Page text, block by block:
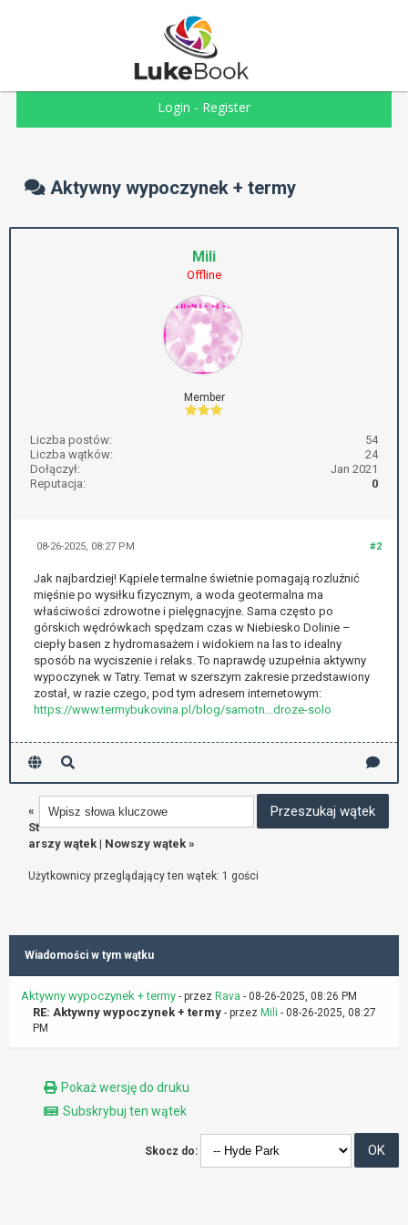
Login - Register
Aktywny wypoczynek + termy
Mili
Offline
Member
Liczba postów:
54
Liczba wątków:
24
Dołączył:
Jan 2021
Reputacja:
0
#2
08-26-2025, 08:27 PM
Jak najbardziej! Kąpiele termalne świetnie pomagają rozluźnić
mięśnie po wysiłku fizycznym, a woda geotermalna ma
właściwości zdrowotne i pielęgnacyjne. Sama często po
górskich wędrówkach spędzam czas w Niebiesko Dolinie –
ciepły basen z hydromasażem i widokiem na las to idealny
sposób na wyciszenie i relaks. To naprawdę uzupełnia aktywny
wypoczynek w Tatry. Temat w szerszym zakresie przedstawiony
został, w razie czego, pod tym adresem internetowym:
https://www.termybukovina.pl/blog/samotn...droze-solo
«
St
arszy wątek | Nowszy wątek »
Użytkownicy przeglądający ten wątek: 1 gości
Wiadomości w tym wątku
Aktywny wypoczynek + termy - przez Rava - 08-26-2025, 08:26 PM
RE: Aktywny wypoczynek + termy - przez Mili - 08-26-2025, 08:27
PM
Pokaż wersję do druku
Subskrybuj ten wątek
Skocz do: